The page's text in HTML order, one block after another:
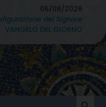
06/08/2026
del Signore
VANGELO DEL GIORNO